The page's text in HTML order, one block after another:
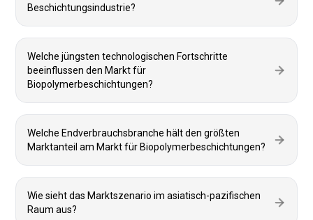
Beschichtungsindustrie?
Welche jüngsten technologischen Fortschritte
beeinflussen den Markt für
Biopolymerbeschichtungen?
Welche Endverbrauchsbranche hält den größten
Marktanteil am Markt für Biopolymerbeschichtungen?
Wie sieht das Marktszenario im asiatisch-pazifischen
Raum aus?